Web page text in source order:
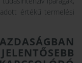
értékű termelési